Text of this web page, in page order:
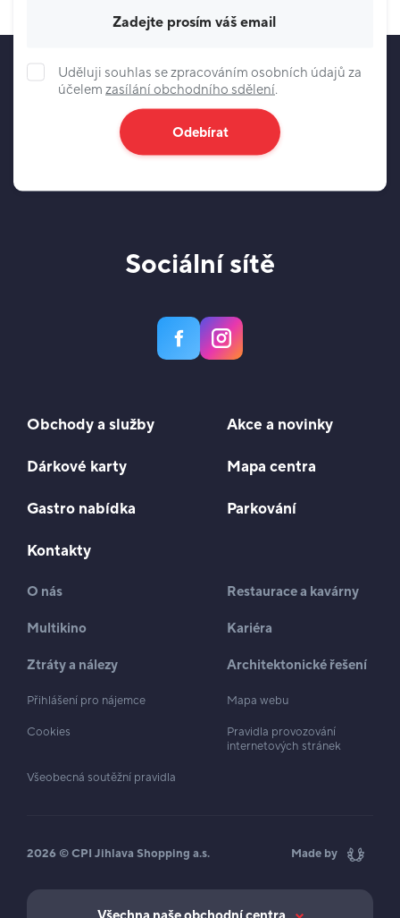
Uděluji souhlas se zpracováním osobních údajů za
účelem zasílání obchodního sdělení.
Odebírat
Sociální sítě
Obchody a služby Akce a novinky
Dárkové karty Mapa centra
Gastro nabídka Parkování
Kontakty
O nás Restaurace a kavárny
Multikino Kariéra
Ztráty a nálezy Architektonické řešení
Přihlášení pro nájemce Mapa webu
Cookies
Pravidla provozování
internetových stránek
Všeobecná soutěžní pravidla
2026 © CPI Jihlava Shopping a.s. Made by